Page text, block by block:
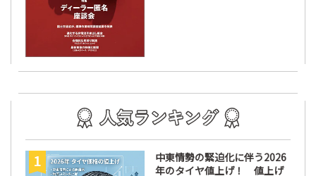
中東情勢の緊迫化に伴う2026
年のタイヤ値上げ！ 値上げ